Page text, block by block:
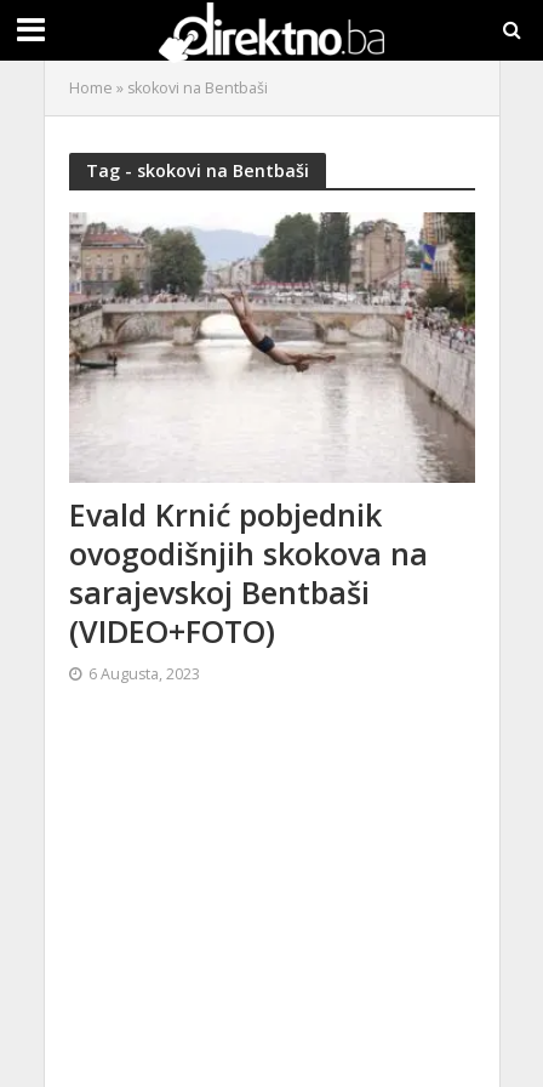
Home » skokovi na Bentbaši
Tag - skokovi na Bentbaši
Evald Krnić pobjednik
ovogodišnjih skokova na
sarajevskoj Bentbaši
(VIDEO+FOTO)
6 Augusta, 2023